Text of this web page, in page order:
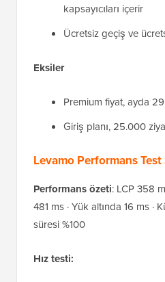
kapsayıcıları içerir
Ücretsiz geçiş ve
Eksiler
Premium fiyat, ayda
Giriş planı, 25.000
Levamo Performans Test
Performans özeti: LCP 358
481 ms · Yük altında 16 ms ·
süresi %100
Hız testi: